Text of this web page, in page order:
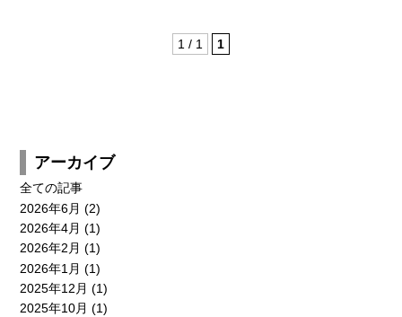
1 / 1 1
アーカイブ
全ての記事
2026年6月 (2)
2026年4月 (1)
2026年2月 (1)
2026年1月 (1)
2025年12月 (1)
2025年10月 (1)